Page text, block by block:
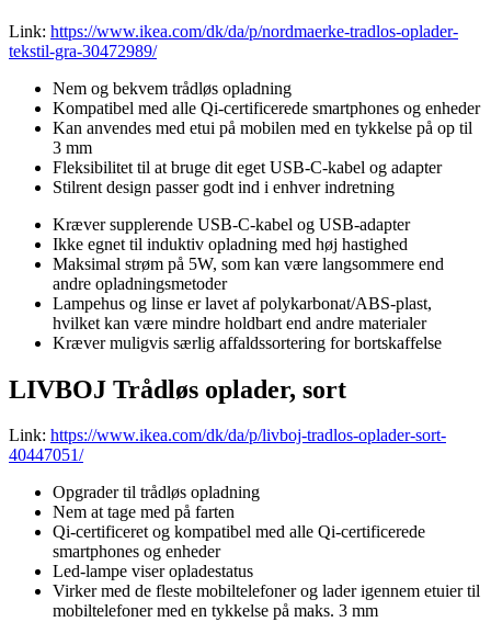
Link: https://www.ikea.com/dk/da/p/nordmaerke-tradlos-oplader-
tekstil-gra-30472989/
Nem og bekvem trådløs opladning
Kompatibel med alle Qi-certificerede smartphones og enheder
Kan anvendes med etui på mobilen med en tykkelse på op til
3 mm
Fleksibilitet til at bruge dit eget USB-C-kabel og adapter
Stilrent design passer godt ind i enhver indretning
Kræver supplerende USB-C-kabel og USB-adapter
Ikke egnet til induktiv opladning med høj hastighed
Maksimal strøm på 5W, som kan være langsommere end
andre opladningsmetoder
Lampehus og linse er lavet af polykarbonat/ABS-plast,
hvilket kan være mindre holdbart end andre materialer
Kræver muligvis særlig affaldssortering for bortskaffelse
LIVBOJ Trådløs oplader, sort
Link: https://www.ikea.com/dk/da/p/livboj-tradlos-oplader-sort-
40447051/
Opgrader til trådløs opladning
Nem at tage med på farten
Qi-certificeret og kompatibel med alle Qi-certificerede
smartphones og enheder
Led-lampe viser opladestatus
Virker med de fleste mobiltelefoner og lader igennem etuier til
mobiltelefoner med en tykkelse på maks. 3 mm